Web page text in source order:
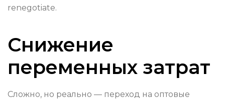
renegotiate.
Снижение
переменных затрат
Сложно, но реально — переход на оптовые